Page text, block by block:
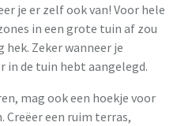
je er zelf ook van! Voor hele
in een grote tuin af zou
Zeker wanneer je
in de tuin hebt aangelegd.
mag ook een hoekje voor
een ruim terras,